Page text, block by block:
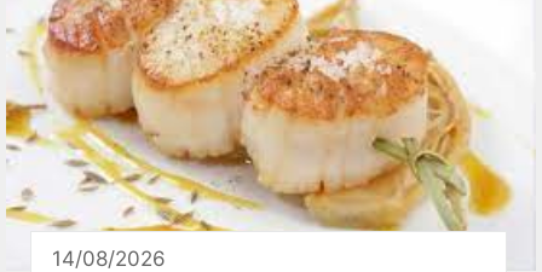
14/08/2026